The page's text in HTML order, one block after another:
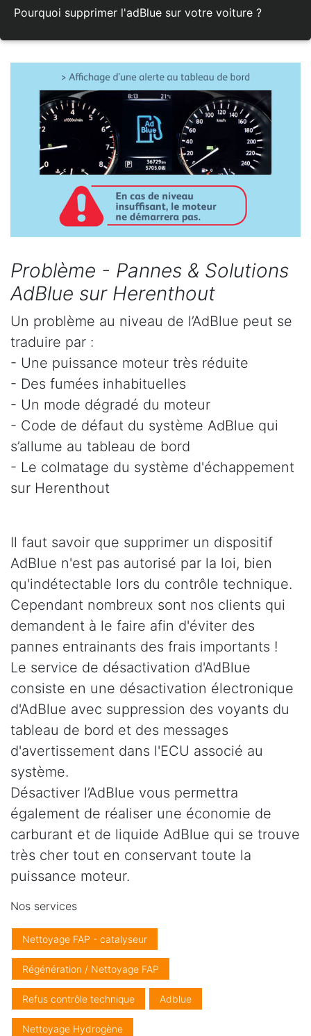
Pourquoi supprimer l'adBlue sur votre voiture ?
Problème - Pannes & Solutions
AdBlue sur Herenthout
Un problème au niveau de l’AdBlue peut se
traduire par :
- Une puissance moteur très réduite
- Des fumées inhabituelles
- Un mode dégradé du moteur
- Code de défaut du système AdBlue qui
s’allume au tableau de bord
- Le colmatage du système d'échappement
sur Herenthout
Il faut savoir que supprimer un dispositif
AdBlue n'est pas autorisé par la loi, bien
qu'indétectable lors du contrôle technique.
Cependant nombreux sont nos clients qui
demandent à le faire afin d'éviter des
pannes entrainants des frais importants !
Le service de désactivation d'AdBlue
consiste en une désactivation électronique
d'AdBlue avec suppression des voyants du
tableau de bord et des messages
d'avertissement dans l'ECU associé au
système.
Désactiver l’AdBlue vous permettra
également de réaliser une économie de
carburant et de liquide AdBlue qui se trouve
très cher tout en conservant toute la
puissance moteur.
Nos services
Nettoyage FAP - catalyseur
Régénération / Nettoyage FAP
Refus contrôle technique Adblue
Nettoyage Hydrogène